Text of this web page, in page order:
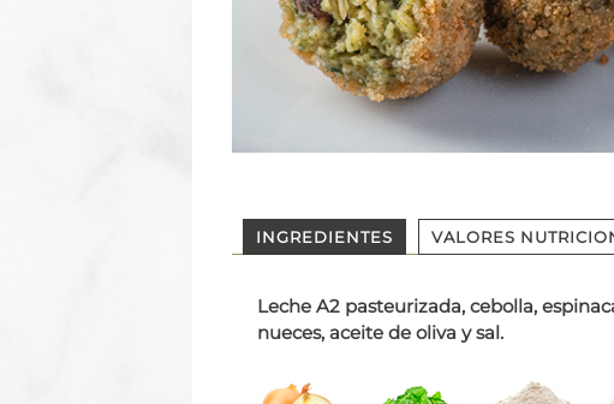
INGREDIENTES VALORES
Leche A2 pasteurizada, cebolla,
nueces, aceite de oliva y sal.